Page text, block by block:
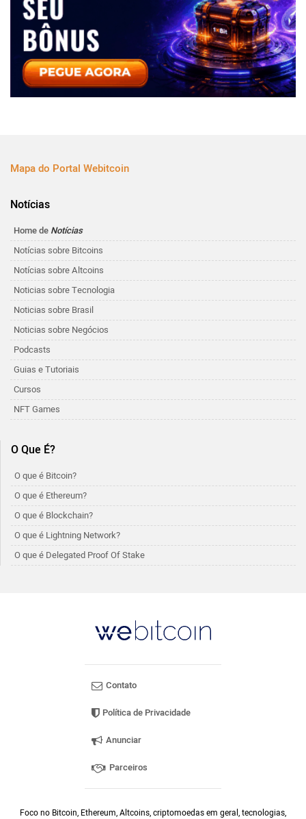
Mapa do Portal Webitcoin
Notícias
Home de Notícias
Notícias sobre Bitcoins
Notícias sobre Altcoins
Noticias sobre Tecnologia
Noticias sobre Brasil
Noticias sobre Negócios
Podcasts
Guias e Tutoriais
Cursos
NFT Games
O Que É?
O que é Bitcoin?
O que é Ethereum?
O que é Blockchain?
O que é Lightning Network?
O que é Delegated Proof Of Stake
Contato
Política de Privacidade
Anunciar
Parceiros
Foco no Bitcoin, Ethereum, Altcoins, criptomoedas em geral, tecnologias,